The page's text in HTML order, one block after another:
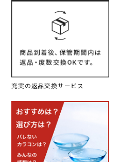
充実の返品交換サービス